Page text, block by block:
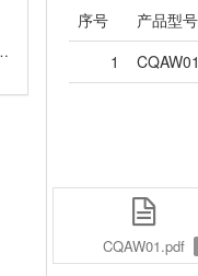
序号 产品型号
1
CQAW01
CQAW01.pdf